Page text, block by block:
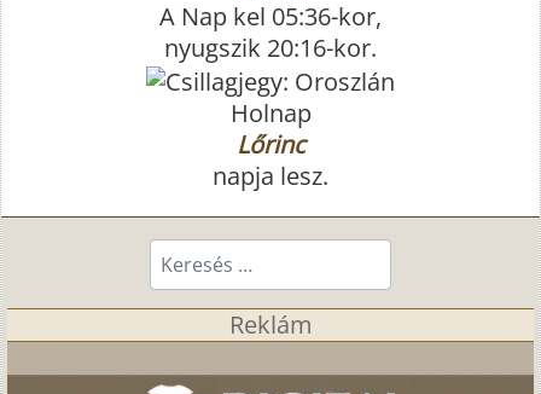
A Nap kel 05:36-kor,
nyugszik 20:16-kor.
Holnap
Lőrinc
napja lesz.
Keresés...
Reklám